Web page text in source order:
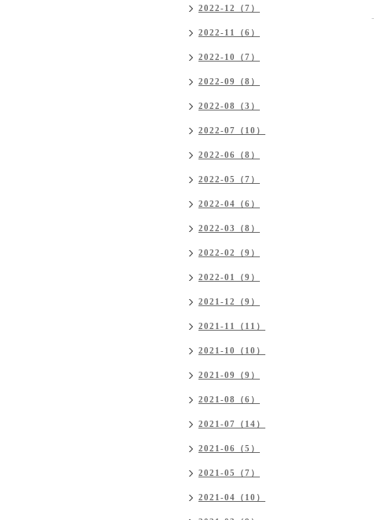
2022-12（7）
2022-11（6）
2022-10（7）
2022-09（8）
2022-08（3）
2022-07（10）
2022-06（8）
2022-05（7）
2022-04（6）
2022-03（8）
2022-02（9）
2022-01（9）
2021-12（9）
2021-11（11）
2021-10（10）
2021-09（9）
2021-08（6）
2021-07（14）
2021-06（5）
2021-05（7）
2021-04（10）